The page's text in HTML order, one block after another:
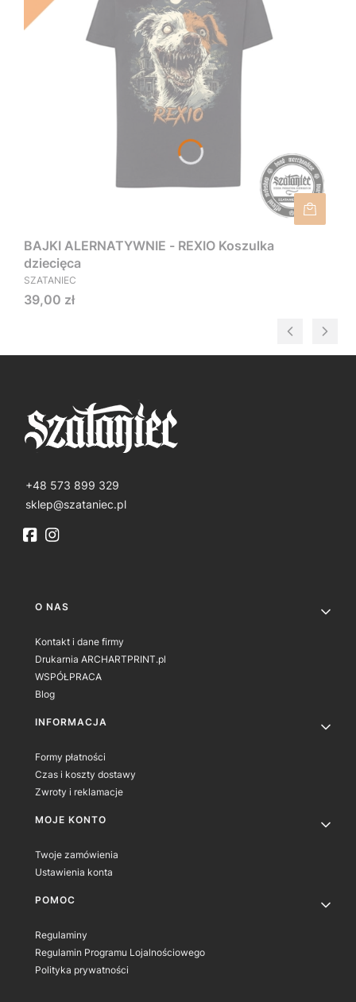
BAJKI ALERNATYWNIE - REXIO Koszulka
dziecięca
SZATANIEC
Cena
39,00 zł
+48 573 899 329
sklep@szataniec.pl
Linki w stopce
O NAS
Kontakt i dane firmy
Drukarnia ARCHARTPRINT.pl
WSPÓŁPRACA
Blog
INFORMACJA
Formy płatności
Czas i koszty dostawy
Zwroty i reklamacje
MOJE KONTO
Twoje zamówienia
Ustawienia konta
POMOC
Regulaminy
Regulamin Programu Lojalnościowego
Polityka prywatności